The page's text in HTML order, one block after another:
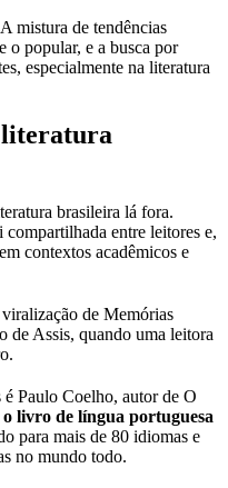
A mistura de tendências
o popular, e a busca por
especialmente na literatura
literatura
brasileira lá fora.
compartilhada entre leitores e,
contextos acadêmicos e
de Memórias
de Assis, quando uma leitora
Paulo Coelho, autor de O
o livro de língua portuguesa
para mais de 80 idiomas e
no mundo todo.